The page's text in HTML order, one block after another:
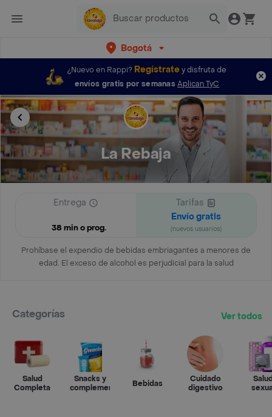
Bogotá
¿Nuevo en Rappi? Regístratey disfruta de
envíos gratis por semanas Aplican TyC
La Rebaja
Entrega
38 min o prog.
Tarifas
Envío gratis
(nuevos usuarios)
Prohíbase el expendio de bebidas embriagantes a menores de
edad. El exceso de alcohol es perjudicial para la salud
Categorías Ver todos
Salud
Completa
Snacks y
complementos
Bebidas
Cuidado
digestivo